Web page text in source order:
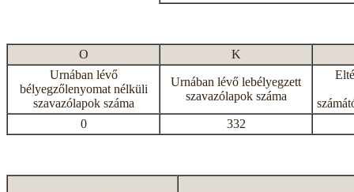
O
K
Urnában lévő
bélyegzőlenyomat nélküli
szavazólapok száma
Urnában lévő lebélyegzett
szavazólapok száma
0
332